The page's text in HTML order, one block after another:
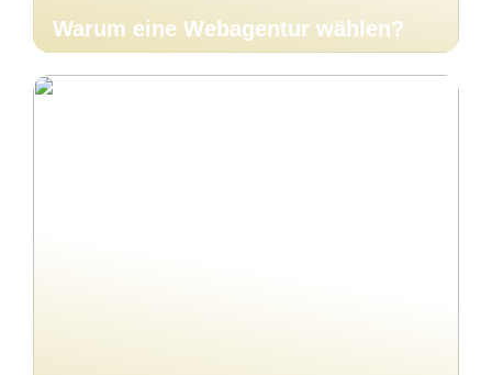
Warum eine Webagentur wählen?